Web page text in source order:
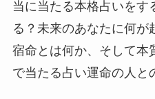
当に当たる本格占いをす
る？未来のあなたに何が
宿命とは何か、そして本
で当たる占い運命の人と